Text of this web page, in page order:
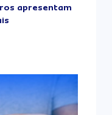
apresentam